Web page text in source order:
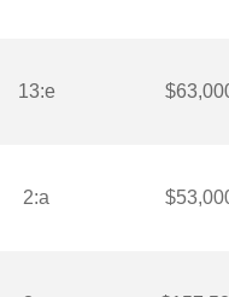
13:e
2:a